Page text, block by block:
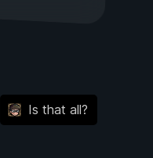
Is that all?